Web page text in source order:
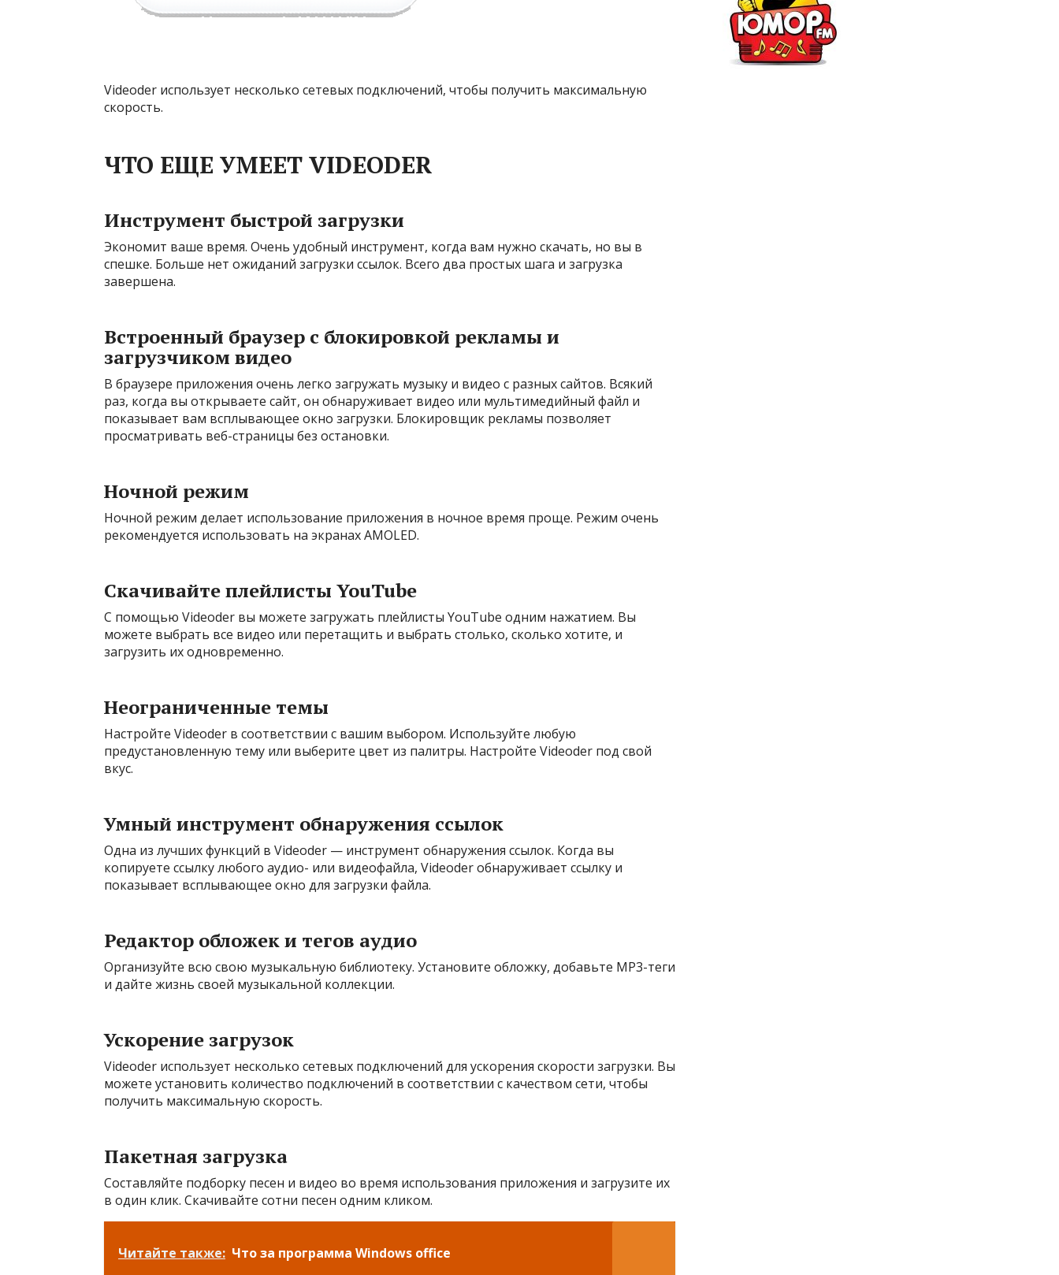
Videoder использует несколько сетевых подключений, чтобы получить максимальную
скорость.
ЧТО ЕЩЕ УМЕЕТ VIDEODER
Инструмент быстрой загрузки
Экономит ваше время. Очень удобный инструмент, когда вам нужно скачать, но вы в
спешке. Больше нет ожиданий загрузки ссылок. Всего два простых шага и загрузка
завершена.
Встроенный браузер с блокировкой рекламы и
загрузчиком видео
В браузере приложения очень легко загружать музыку и видео с разных сайтов. Всякий
раз, когда вы открываете сайт, он обнаруживает видео или мультимедийный файл и
показывает вам всплывающее окно загрузки. Блокировщик рекламы позволяет
просматривать веб-страницы без остановки.
Ночной режим
Ночной режим делает использование приложения в ночное время проще. Режим очень
рекомендуется использовать на экранах AMOLED.
Скачивайте плейлисты YouTube
С помощью Videoder вы можете загружать плейлисты YouTube одним нажатием. Вы
можете выбрать все видео или перетащить и выбрать столько, сколько хотите, и
загрузить их одновременно.
Неограниченные темы
Настройте Videoder в соответствии с вашим выбором. Используйте любую
предустановленную тему или выберите цвет из палитры. Настройте Videoder под свой
вкус.
Умный инструмент обнаружения ссылок
Одна из лучших функций в Videoder — инструмент обнаружения ссылок. Когда вы
копируете ссылку любого аудио- или видеофайла, Videoder обнаруживает ссылку и
показывает всплывающее окно для загрузки файла.
Редактор обложек и тегов аудио
Организуйте всю свою музыкальную библиотеку. Установите обложку, добавьте MP3-теги
и дайте жизнь своей музыкальной коллекции.
Ускорение загрузок
Videoder использует несколько сетевых подключений для ускорения скорости загрузки. Вы
можете установить количество подключений в соответствии с качеством сети, чтобы
получить максимальную скорость.
Пакетная загрузка
Составляйте подборку песен и видео во время использования приложения и загрузите их
в один клик. Скачивайте сотни песен одним кликом.
Читайте также: Что за программа Windows office